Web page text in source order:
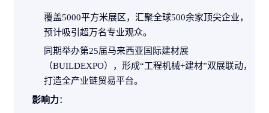
覆盖5000平方米展区，汇聚全球500余家顶尖企业，
预计吸引超万名专业观众。
同期举办第25届马来西亚国际建材展
（BUILDEXPO），形成“工程机械+建材”双展联动，
打造全产业链贸易平台。
影响力：